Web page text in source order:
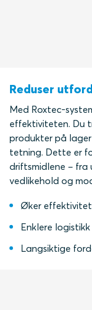
Reduser
Med Roxtec-
effektiviteten. Du
produkter på
tetning. Dette er
driftsmidlene – fra
vedlikehold og
Øker effektivitet
Enklere logistikk
Langsiktige